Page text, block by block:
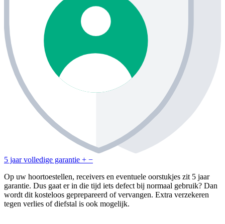
5 jaar volledige garantie + −
Op uw hoortoestellen, receivers en eventuele oorstukjes zit 5 jaar
garantie. Dus gaat er in die tijd iets defect bij normaal gebruik? Dan
wordt dit kosteloos geprepareerd of vervangen. Extra verzekeren
tegen verlies of diefstal is ook mogelijk.